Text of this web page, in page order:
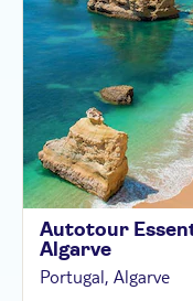
Autotour
Algarve
Portugal, Algarve